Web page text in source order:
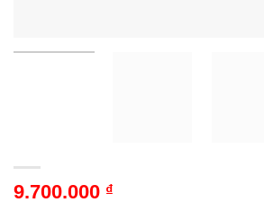
9.700.000 ₫